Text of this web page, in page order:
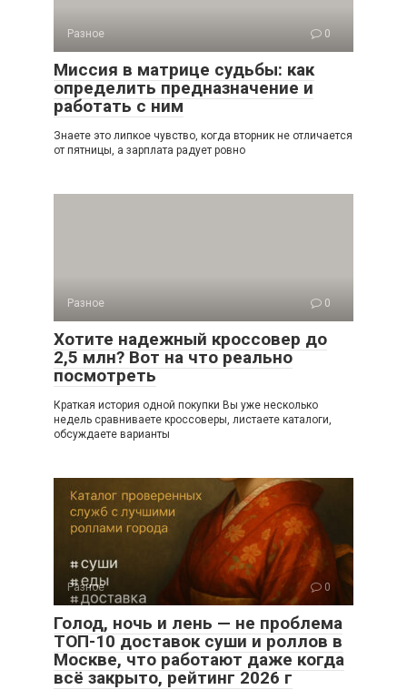
Разное 0
Миссия в матрице судьбы: как
определить предназначение и
работать с ним
Знаете это липкое чувство, когда вторник не отличается
от пятницы, а зарплата радует ровно
Разное 0
Хотите надежный кроссовер до
2,5 млн? Вот на что реально
посмотреть
Краткая история одной покупки Вы уже несколько
недель сравниваете кроссоверы, листаете каталоги,
обсуждаете варианты
Разное 0
Голод, ночь и лень — не проблема
ТОП-10 доставок суши и роллов в
Москве, что работают даже когда
всё закрыто, рейтинг 2026 г